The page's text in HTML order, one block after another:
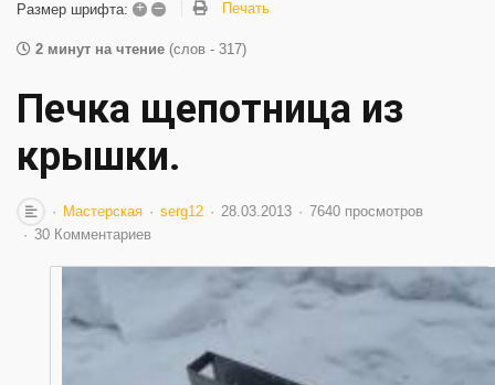
Размер шрифта: + – Печать
2 минут на чтение (слов - 317)
Печка щепотница из
крышки.
Мастерская serg12 28.03.2013
7640 просмотров
30 Комментариев